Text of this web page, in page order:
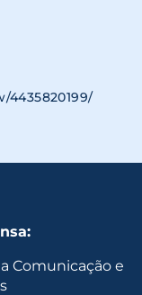
Comunicação e